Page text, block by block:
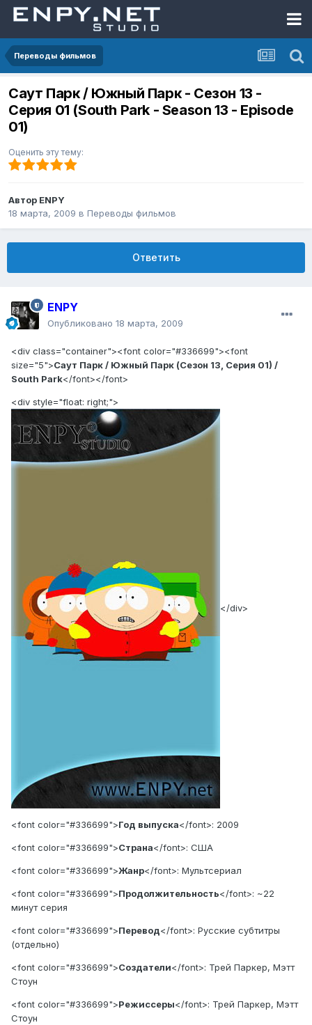
Переводы фильмов
Саут Парк / Южный Парк - Сезон 13 -
Серия 01 (South Park - Season 13 - Episode
01)
Оценить эту тему:
Автор ENPY
18 марта, 2009 в Переводы фильмов
Ответить
ENPY
Опубликовано 18 марта, 2009
<div class="container"><font color="#336699"><font
size="5">Саут Парк / Южный Парк (Сезон 13, Серия 01) /
South Park</font></font>
<div style="float: right;">
</div>
<font color="#336699">Год выпуска</font>: 2009
<font color="#336699">Страна</font>: США
<font color="#336699">Жанр</font>: Мультсериал
<font color="#336699">Продолжительность</font>: ~22
минут серия
<font color="#336699">Перевод</font>: Русские субтитры
(отдельно)
<font color="#336699">Создатели</font>: Трей Паркер, Мэтт
Стоун
<font color="#336699">Режиссеры</font>: Трей Паркер, Мэтт
Стоун